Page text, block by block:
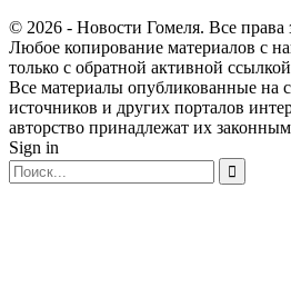
© 2026 - Новости Гомеля. Все
Любое копирование материалов с
только с обратной активной
Все материалы опубликованные на
источников и других порталов
авторство принадлежат их
Sign in